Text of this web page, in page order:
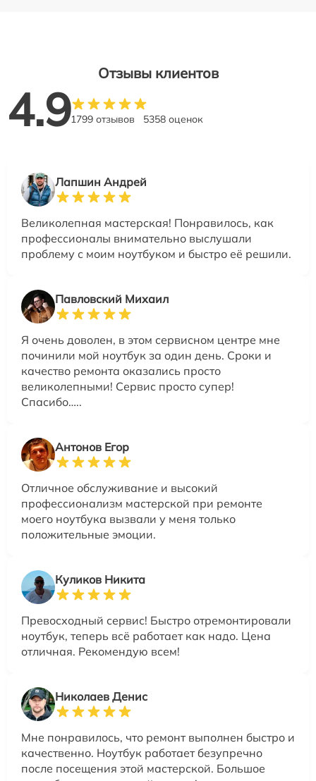
Отзывы клиентов
4.91799 отзывов 5358 оценок
Лапшин Андрей
Великолепная мастерская! Понравилось, как
профессионалы внимательно выслушали
проблему с моим ноутбуком и быстро её решили.
Павловский Михаил
Я очень доволен, в этом сервисном центре мне
починили мой ноутбук за один день. Сроки и
качество ремонта оказались просто
великолепными! Сервис просто супер!
Спасибо…..
Антонов Егор
Отличное обслуживание и высокий
профессионализм мастерской при ремонте
моего ноутбука вызвали у меня только
положительные эмоции.
Куликов Никита
Превосходный сервис! Быстро отремонтировали
ноутбук, теперь всё работает как надо. Цена
отличная. Рекомендую всем!
Николаев Денис
Мне понравилось, что ремонт выполнен быстро и
качественно. Ноутбук работает безупречно
после посещения этой мастерской. Большое